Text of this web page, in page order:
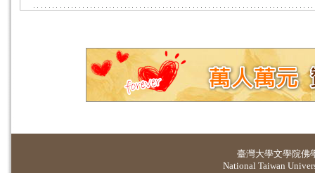
臺灣大學文學院佛
National Taiwan